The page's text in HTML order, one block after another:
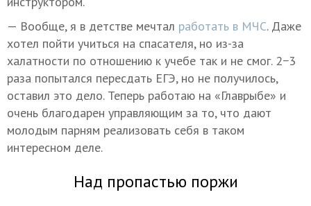
— Вообще, я в детстве мечтал работать в МЧС. Даже
хотел пойти учиться на спасателя, но из-за
халатности по отношению к учебе так и не смог. 2−3
раза попытался пересдать ЕГЭ, но не получилось,
оставил это дело. Теперь работаю на «Главрыбе» и
очень благодарен управляющим за то, что дают
молодым парням реализовать себя в таком
интересном деле.
Над пропастью поржи